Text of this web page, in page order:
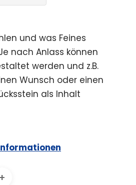
und was Feines
nach Anlass können
werden und z.B.
Wunsch oder einen
als Inhalt